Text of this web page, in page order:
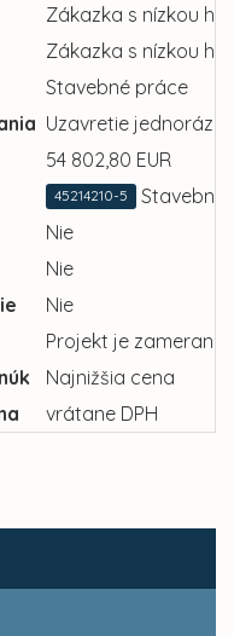
Zákazka s nízkou
Zákazka s nízkou
Stavebné práce
Uzavretie
54 802,80 EUR
45214210-5
Stavebné
Nie
Nie
Nie
Projekt je zameraný
Najnižšia cena
vrátane DPH